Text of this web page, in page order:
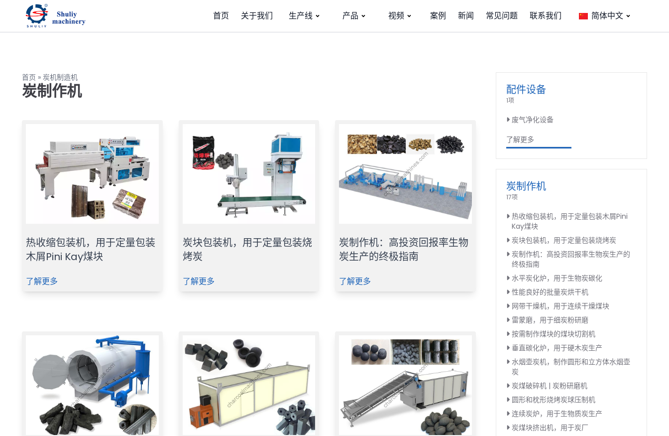
首页 关于我们 生产线 产品 视频 案例 新闻 常见问题 联系我们 简体中文
首页 » 炭机制造机
炭制作机
热收缩包装机，用于定量包装
木屑Pini Kay煤块
了解更多
炭块包装机，用于定量包装烧
烤炭
了解更多
炭制作机：高投资回报率生物
炭生产的终极指南
了解更多
配件设备
1项
废气净化设备
了解更多
炭制作机
17项
热收缩包装机，用于定量包装木屑Pini
Kay煤块
炭块包装机，用于定量包装烧烤炭
炭制作机：高投资回报率生物炭生产的
终极指南
水平炭化炉，用于生物炭碳化
性能良好的批量炭烘干机
网带干燥机，用于连续干燥煤块
雷蒙磨，用于细炭粉研磨
按需制作煤块的煤块切割机
垂直碳化炉，用于硬木炭生产
水烟壶炭机，制作圆形和立方体水烟壶
炭
炭煤破碎机 | 炭粉研磨机
圆形和枕形烧烤炭球压制机
连续炭炉，用于生物质炭生产
炭煤块挤出机，用于炭厂